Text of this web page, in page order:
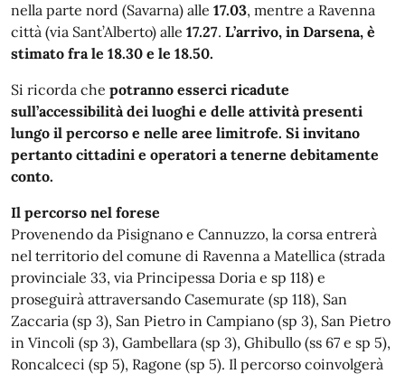
nella parte nord (Savarna) alle 17.03, mentre a Ravenna
città (via Sant’Alberto) alle 17.27. L’arrivo, in Darsena, è
stimato fra le 18.30 e le 18.50.
Si ricorda che potranno esserci ricadute
sull’accessibilità dei luoghi e delle attività presenti
lungo il percorso e nelle aree limitrofe. Si invitano
pertanto cittadini e operatori a tenerne debitamente
conto.
Il percorso nel forese
Provenendo da Pisignano e Cannuzzo, la corsa entrerà
nel territorio del comune di Ravenna a Matellica (strada
provinciale 33, via Principessa Doria e sp 118) e
proseguirà attraversando Casemurate (sp 118), San
Zaccaria (sp 3), San Pietro in Campiano (sp 3), San Pietro
in Vincoli (sp 3), Gambellara (sp 3), Ghibullo (ss 67 e sp 5),
Roncalceci (sp 5), Ragone (sp 5). Il percorso coinvolgerà